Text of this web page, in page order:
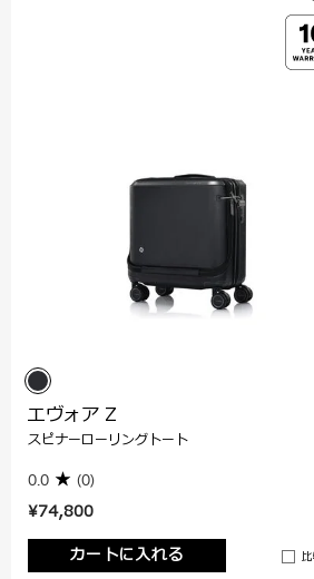
¥74,800
カートに入れる
エヴォア Z
スピナーローリングトート
0.0 (0)